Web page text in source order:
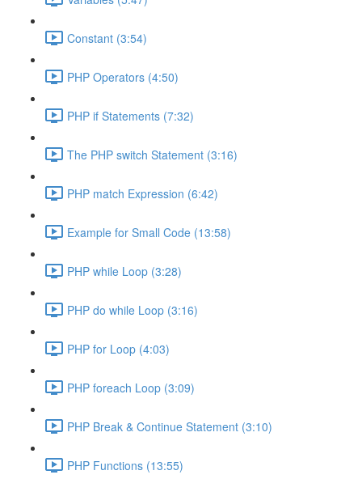
Constant (3:54)
PHP Operators (4:50)
PHP if Statements (7:32)
The PHP switch Statement (3:16)
PHP match Expression (6:42)
Example for Small Code (13:58)
PHP while Loop (3:28)
PHP do while Loop (3:16)
PHP for Loop (4:03)
PHP foreach Loop (3:09)
PHP Break & Continue Statement (3:10)
PHP Functions (13:55)